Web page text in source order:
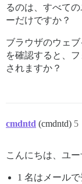
るのは、すべて
ーだけですか？
ブラウザのウェ
を確認すると、
されますか？
cmdntd (cmdntd) 5
こんにちは、ユ
1 名はメール